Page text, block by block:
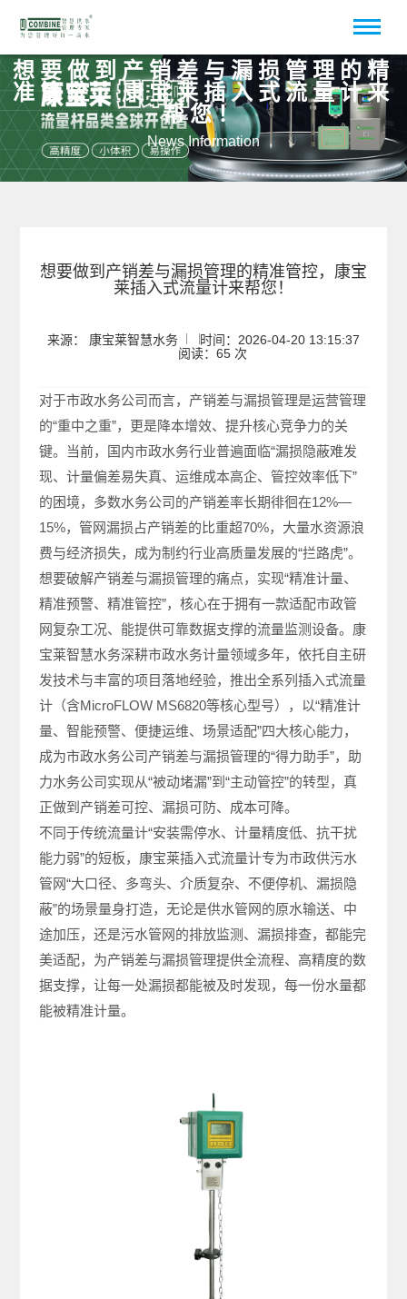
想要做到产销差与漏损管理的精
准管控，康宝莱插入式流量计来
帮您！
News Information
想要做到产销差与漏损管理的精准管控，康宝
莱插入式流量计来帮您！
来源： 康宝莱智慧水务
时间：2026-04-20 13:15:37
阅读：65 次
对于市政水务公司而言，产销差与漏损管理是运营管理
的“重中之重”，更是降本增效、提升核心竞争力的关
键。当前，国内市政水务行业普遍面临“漏损隐蔽难发
现、计量偏差易失真、运维成本高企、管控效率低下”
的困境，多数水务公司的产销差率长期徘徊在12%—
15%，管网漏损占产销差的比重超70%，大量水资源浪
费与经济损失，成为制约行业高质量发展的“拦路虎”。
想要破解产销差与漏损管理的痛点，实现“精准计量、
精准预警、精准管控”，核心在于拥有一款适配市政管
网复杂工况、能提供可靠数据支撑的流量监测设备。康
宝莱智慧水务深耕市政水务计量领域多年，依托自主研
发技术与丰富的项目落地经验，推出全系列插入式流量
计（含MicroFLOW MS6820等核心型号），以“精准计
量、智能预警、便捷运维、场景适配”四大核心能力，
成为市政水务公司产销差与漏损管理的“得力助手”，助
力水务公司实现从“被动堵漏”到“主动管控”的转型，真
正做到产销差可控、漏损可防、成本可降。
不同于传统流量计“安装需停水、计量精度低、抗干扰
能力弱”的短板，康宝莱插入式流量计专为市政供污水
管网“大口径、多弯头、介质复杂、不便停机、漏损隐
蔽”的场景量身打造，无论是供水管网的原水输送、中
途加压，还是污水管网的排放监测、漏损排查，都能完
美适配，为产销差与漏损管理提供全流程、高精度的数
据支撑，让每一处漏损都能被及时发现，每一份水量都
能被精准计量。